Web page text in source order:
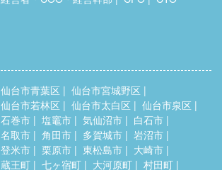
仙台市青葉区
仙台市宮城野区
仙台市若林区
仙台市太白区
仙台市泉区
石巻市
塩竈市 気仙沼市
白石市
名取市
角田市 多賀城市
岩沼市
登米市
栗原市 東松島市
大崎市
蔵王町
七ヶ宿町 大河原町
村田町